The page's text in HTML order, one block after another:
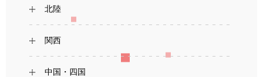
北陸
関西
中国・四国